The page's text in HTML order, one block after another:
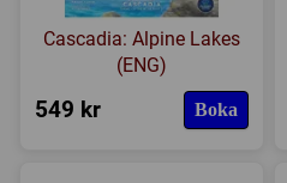
Cascadia: Alpine Lakes
(ENG)
549 kr Boka